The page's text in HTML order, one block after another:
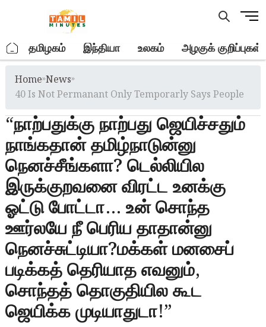
M
u
o
n
. தமிழகம் இந்தியா உலகம் அழகுக் குறிப்புகள்
Home»News»
40 Is Not Permanant Only Temporarly Says People
“நாற்பதுக்கு நாற்பது ஜெயிச்சதும்
நாங்கதான் தமிழ்நாடுன்னு
நெனச்சீங்களா? டெல்லியில
இருக்குறவனை விரட்ட உனக்கு
ஓட்டு போட்டா… உன் சொந்த
ஊர்லயே நீ பெரிய தாதான்னு
நெனச்சுட்டியா?மக்கள் மனசைப்
படிக்கத் தெரியாத எவனும்,
சொந்தத் தொகுதியில கூட
ஜெயிக்க முடியாதுடா!”